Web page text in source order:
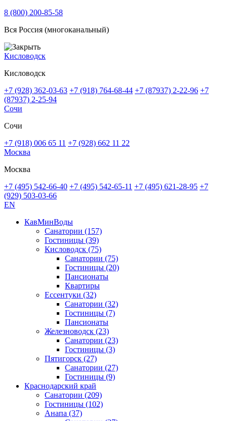
8 (800) 200-85-58
Вся Россия (многоканальный)
Кисловодск
Кисловодск
+7 (928) 362-03-63 +7 (918) 764-68-44 +7 (87937) 2-22-96 +7
(87937) 2-25-94
Сочи
Сочи
+7 (918) 006 65 11 +7 (928) 662 11 22
Москва
Москва
+7 (495) 542-66-40 +7 (495) 542-65-11 +7 (495) 621-28-95 +7
(929) 503-03-66
EN
КавМинВоды
Санатории (157)
Гостиницы (39)
Кисловодск (75)
Санатории (75)
Гостиницы (20)
Пансионаты
Квартиры
Ессентуки (32)
Санатории (32)
Гостиницы (7)
Пансионаты
Железноводск (23)
Санатории (23)
Гостиницы (3)
Пятигорск (27)
Санатории (27)
Гостиницы (9)
Краснодарский край
Санатории (209)
Гостиницы (102)
Анапа (37)